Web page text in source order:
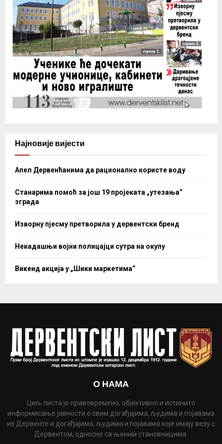
Најновије вијести
Апел Дервенћанима да рационално користе воду
Станарима помоћ за још 19 пројеката „утезања“
зграда
Изворну пјесму претворила у дервентски бренд
Некадашњи војни полицајци сутра на окупу
Викенд акција у „Шики маркетима“
О НАМА
Циљ листа је правовремено, објективно и истинито
информисање јавности о свим догађајима, људима и појавама
из Дервенте и догађајима, људима и појавама које имају везу с
Дервентом, односно са њеним становницима.